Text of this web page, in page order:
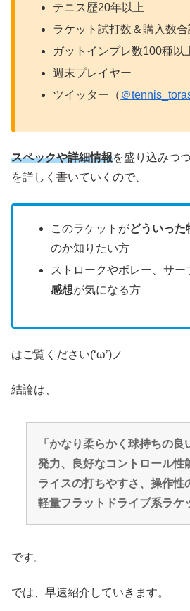
テニス歴20年以上
ラケット試打数＆購入数
ガットインプレ数100種以
週末プレイヤー
ツイッター（ ＠
スペックや詳細情報を盛り込みつ
を詳しく書いていくので、
このラケットがどういった
のか知りたい方
ストロークやボレー、サー
感想が気になる方
はご覧ください(‘ω’)ノ
結論は、
「かなり柔らかく球持ちの良
発力、良好なコントロール性
ライスの打ちやすさ、操作性
軽量フラットドライブ系ラケ
です。
では、早速紹介していきます。